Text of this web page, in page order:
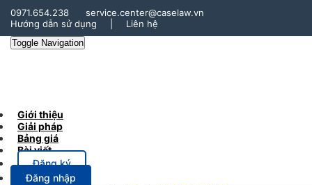
0971.654.238
service.center@caselaw.vn
Hướng dẫn sử dụng
Liên hệ
Toggle Navigation
Giới thiệu
Giải pháp
Bảng giá
Bài viết
Đăng ký
Đăng nhập